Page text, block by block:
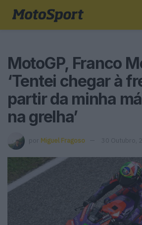
MotoGP, Franco
‘Tentei chegar à
partir da minha
na grelha’
por Miguel Fragoso 30 Outubro,